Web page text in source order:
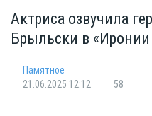
Актриса озвучила
Брыльски в
Памятное
21.06.2025 12:12
58